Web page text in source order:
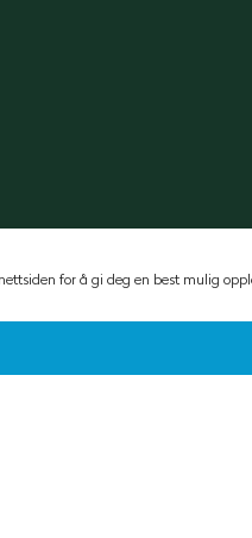
for å gi deg en best mulig